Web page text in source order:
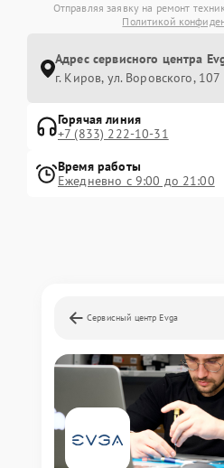
Отправляя заявку на ремонт
Политикой
Адрес сервисного центра
г. Киров, ул. Воровского, 107
Горячая линия
+7 (833) 222-10-31
Время работы
Ежедневно с 9:00 до 21:00
Сервисный центр Evga